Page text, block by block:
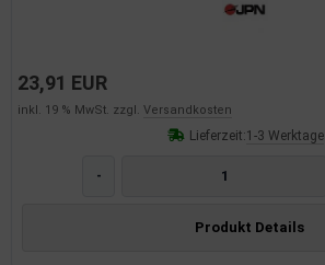
23,91 EUR
inkl. 19 % MwSt. zzgl. Versandkosten
Lieferzeit:1-3 Werktage
-
Produkt Details